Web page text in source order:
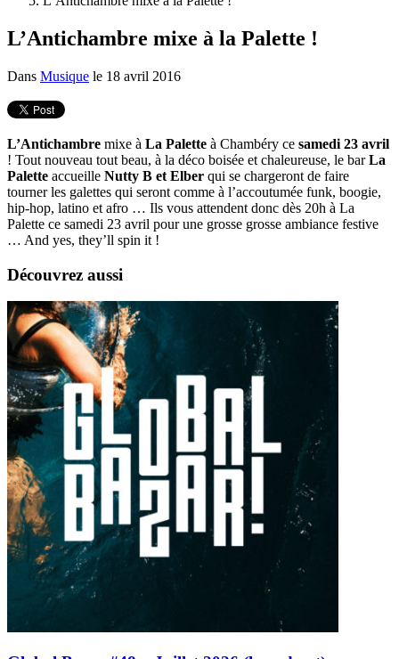
L’Antichambre mixe à la Palette !
Dans Musique le 18 avril 2016
L’Antichambre mixe à La Palette à Chambéry ce samedi 23 avril
! Tout nouveau tout beau, à la déco boisée et chaleureuse, le barLa
Palette accueille Nutty B et Elber qui se chargeront de faire
tourner les galettes qui seront comme à l’accoutumée funk, boogie,
hip-hop, latino et afro … Ils vous attendent donc dès 20h à La
Palette ce samedi 23 avril pour une grosse grosse ambiance festive
… And yes, they’ll spin it !
Découvrez aussi